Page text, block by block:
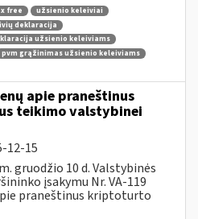
free
užsienio keleiviai
deklaracija
užsienio keleiviams
pvm grąžinimas užsienio keleiviams
apie praneštinus
teikimo valstybinei
12-15
gruodžio 10 d. Valstybinės
įsakymu Nr. VA-119
praneštinus kriptoturto